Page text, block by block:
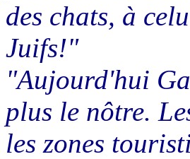
des chats, à
Juifs!"
"Aujourd'hui
plus le nôtre.
les zones